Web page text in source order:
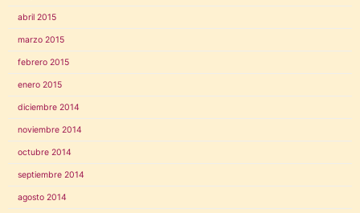
abril 2015
marzo 2015
febrero 2015
enero 2015
diciembre 2014
noviembre 2014
octubre 2014
septiembre 2014
agosto 2014